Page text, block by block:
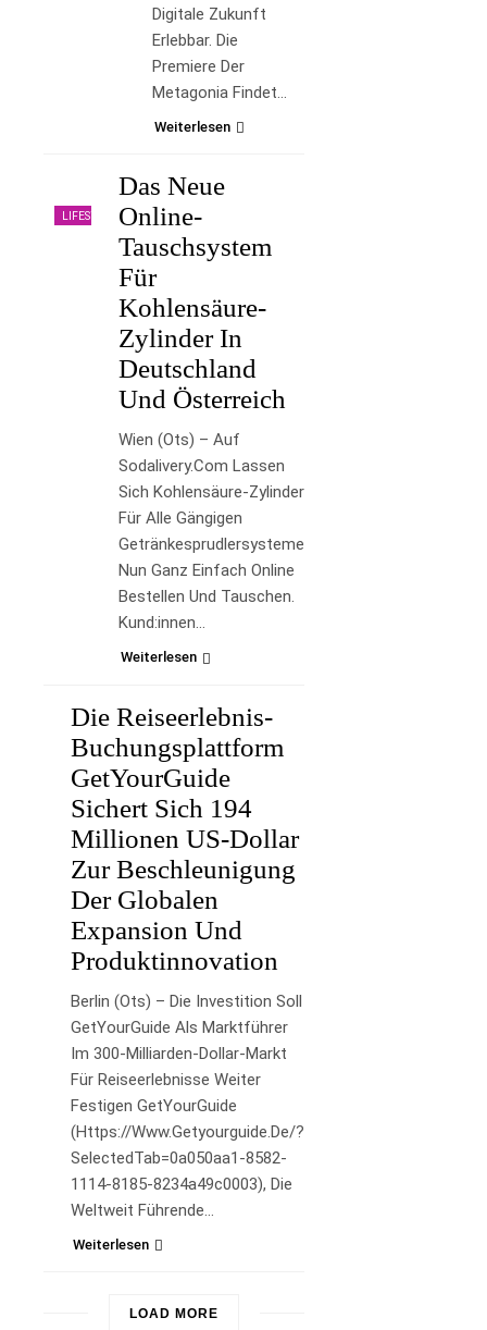
Digitale Zukunft
Erlebbar. Die
Premiere Der
Metagonia Findet…
Weiterlesen
LIFESTYLE
Das Neue
Online-
Tauschsystem
Für
Kohlensäure-
Zylinder In
Deutschland
Und Österreich
Wien (ots) – Auf
Sodalivery.com Lassen
Sich Kohlensäure-Zylinder
Für Alle Gängigen
Getränkesprudlersysteme
Nun Ganz Einfach Online
Bestellen Und Tauschen.
Kund:innen…
Weiterlesen
BLOG
Die Reiseerlebnis-
Buchungsplattform
GetYourGuide
Sichert Sich 194
Millionen US-Dollar
Zur Beschleunigung
Der Globalen
Expansion Und
Produktinnovation
Berlin (ots) – Die Investition Soll
GetYourGuide Als Marktführer
Im 300-Milliarden-Dollar-Markt
Für Reiseerlebnisse Weiter
Festigen GetYourGuide
(https://www.getyourguide.de/?
SelectedTab=0a050aa1-8582-
1114-8185-8234a49c0003), Die
Weltweit Führende…
Weiterlesen
LOAD MORE